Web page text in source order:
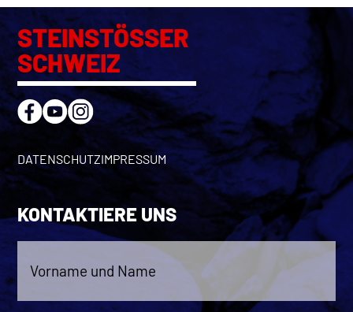
STEINSTÖSSER
SCHWEIZ
DATENSCHUTZIMPRESSUM
KONTAKTIERE UNS
und